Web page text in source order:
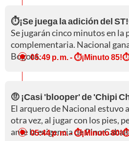
⏱️¡Se juega la adición del
Se jugarán cinco minutos en la
complementaria. Nacional
Bogotá.05:49 p. m.- ⏱️¡Minuto
🤨 ¡Casi 'blooper' de 'Chipi
El arquero de Nacional estuvo
otra vez, al jugar con los pies,
ante la exigencia de Pino
05:44 p. m.- ⏱️¡Minuto